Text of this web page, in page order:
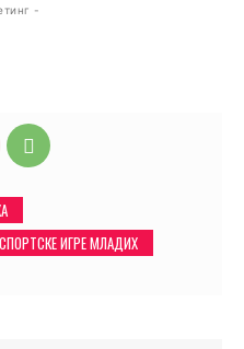
-
СПОРТСКЕ ИГРЕ МЛАДИХ